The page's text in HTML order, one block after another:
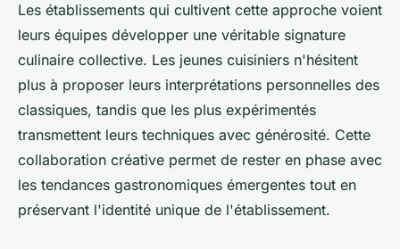
Les établissements qui cultivent cette approche voient
leurs équipes développer une véritable signature
culinaire collective. Les jeunes cuisiniers n'hésitent
plus à proposer leurs interprétations personnelles des
classiques, tandis que les plus expérimentés
transmettent leurs techniques avec générosité. Cette
collaboration créative permet de rester en phase avec
les tendances gastronomiques émergentes tout en
préservant l'identité unique de l'établissement.